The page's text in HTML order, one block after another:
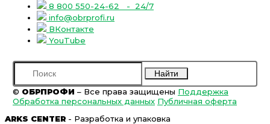
8 800 550-24-62
- 24/7
info@obrprofi.ru
ВКонтакте
YouTube
Найти
© ОБРПРОФИ – Все права защищены Поддержка
Обработка персональных данных Публичная оферта
ARKS CENTER - Разработка и упаковка